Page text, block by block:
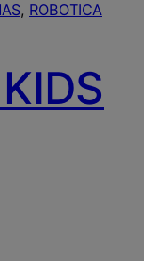
, ROBOTICA